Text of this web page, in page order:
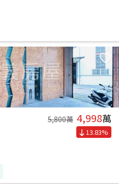
5,800萬 4,998萬
13.83%